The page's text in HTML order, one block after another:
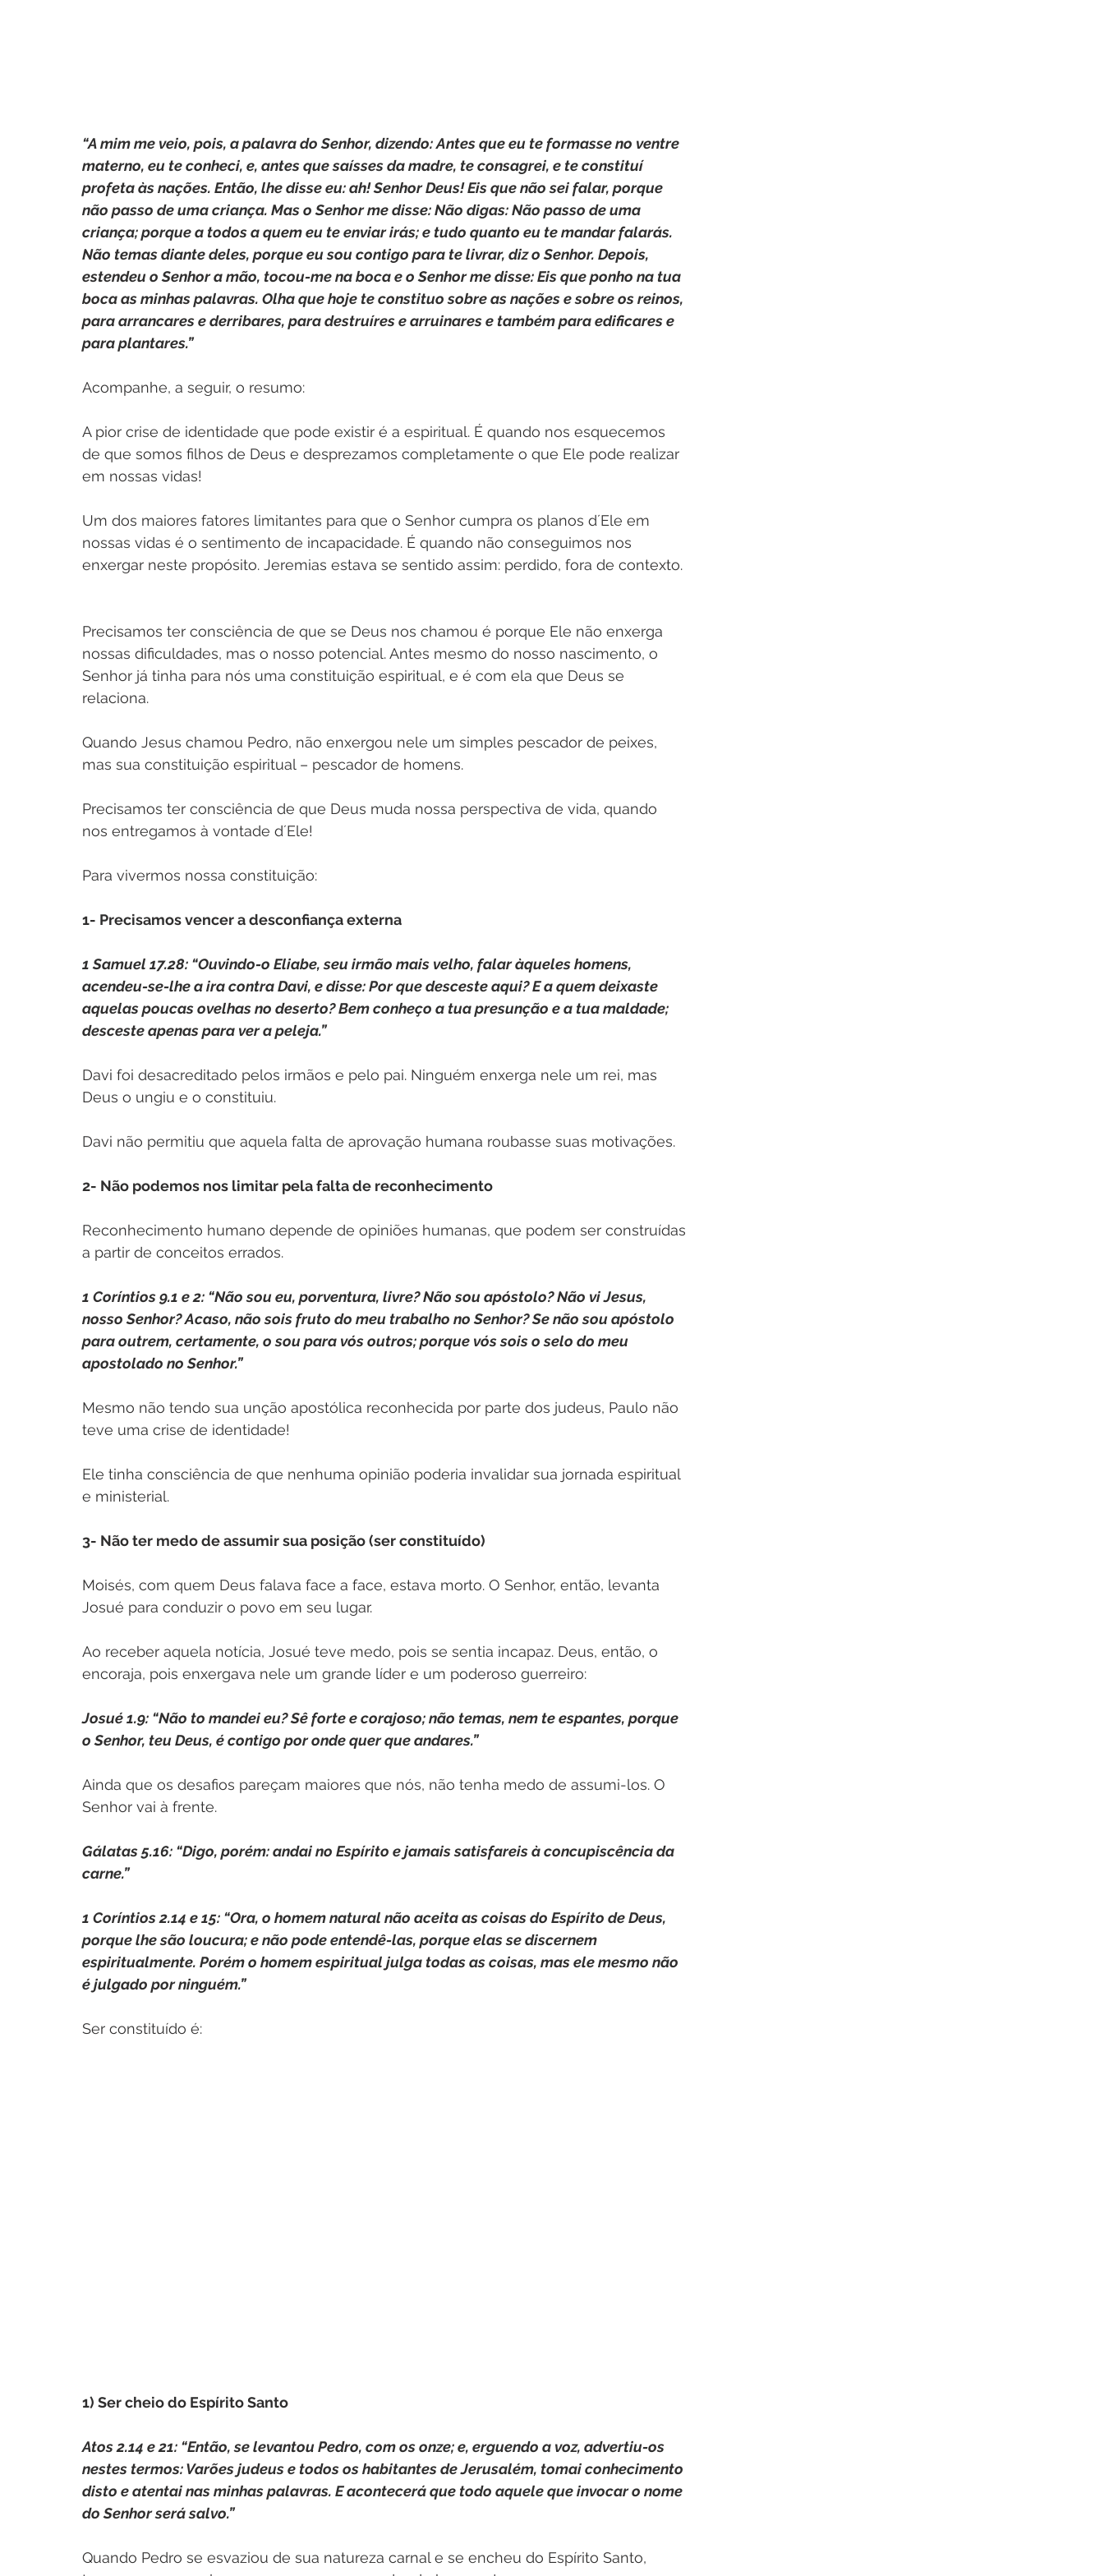
“A mim me veio, pois, a palavra do Senhor, dizendo: Antes que eu te formasse no ventre
materno, eu te conheci, e, antes que saísses da madre, te consagrei, e te constituí
profeta às nações. Então, lhe disse eu: ah! Senhor Deus! Eis que não sei falar, porque
não passo de uma criança. Mas o Senhor me disse: Não digas: Não passo de uma
criança; porque a todos a quem eu te enviar irás; e tudo quanto eu te mandar falarás.
Não temas diante deles, porque eu sou contigo para te livrar, diz o Senhor. Depois,
estendeu o Senhor a mão, tocou-me na boca e o Senhor me disse: Eis que ponho na tua
boca as minhas palavras. Olha que hoje te constituo sobre as nações e sobre os reinos,
para arrancares e derribares, para destruíres e arruinares e também para edificares e
para plantares.”
Acompanhe, a seguir, o resumo:
A pior crise de identidade que pode existir é a espiritual. É quando nos esquecemos
de que somos filhos de Deus e desprezamos completamente o que Ele pode realizar
em nossas vidas!
Um dos maiores fatores limitantes para que o Senhor cumpra os planos d´Ele em
nossas vidas é o sentimento de incapacidade. É quando não conseguimos nos
enxergar neste propósito. Jeremias estava se sentido assim: perdido, fora de contexto.
Precisamos ter consciência de que se Deus nos chamou é porque Ele não enxerga
nossas dificuldades, mas o nosso potencial. Antes mesmo do nosso nascimento, o
Senhor já tinha para nós uma constituição espiritual, e é com ela que Deus se
relaciona.
Quando Jesus chamou Pedro, não enxergou nele um simples pescador de peixes,
mas sua constituição espiritual – pescador de homens.
Precisamos ter consciência de que Deus muda nossa perspectiva de vida, quando
nos entregamos à vontade d´Ele!
Para vivermos nossa constituição:
1- Precisamos vencer a desconfiança externa
1 Samuel 17.28: “Ouvindo-o Eliabe, seu irmão mais velho, falar àqueles homens,
acendeu-se-lhe a ira contra Davi, e disse: Por que desceste aqui? E a quem deixaste
aquelas poucas ovelhas no deserto? Bem conheço a tua presunção e a tua maldade;
desceste apenas para ver a peleja.”
Davi foi desacreditado pelos irmãos e pelo pai. Ninguém enxerga nele um rei, mas
Deus o ungiu e o constituiu.
Davi não permitiu que aquela falta de aprovação humana roubasse suas motivações.
2- Não podemos nos limitar pela falta de reconhecimento
Reconhecimento humano depende de opiniões humanas, que podem ser construídas
a partir de conceitos errados.
1 Coríntios 9.1 e 2: “Não sou eu, porventura, livre? Não sou apóstolo? Não vi Jesus,
nosso Senhor? Acaso, não sois fruto do meu trabalho no Senhor? Se não sou apóstolo
para outrem, certamente, o sou para vós outros; porque vós sois o selo do meu
apostolado no Senhor.”
Mesmo não tendo sua unção apostólica reconhecida por parte dos judeus, Paulo não
teve uma crise de identidade!
Ele tinha consciência de que nenhuma opinião poderia invalidar sua jornada espiritual
e ministerial.
3- Não ter medo de assumir sua posição (ser constituído)
Moisés, com quem Deus falava face a face, estava morto. O Senhor, então, levanta
Josué para conduzir o povo em seu lugar.
Ao receber aquela notícia, Josué teve medo, pois se sentia incapaz. Deus, então, o
encoraja, pois enxergava nele um grande líder e um poderoso guerreiro:
Josué 1.9: “Não to mandei eu? Sê forte e corajoso; não temas, nem te espantes, porque
o Senhor, teu Deus, é contigo por onde quer que andares.”
Ainda que os desafios pareçam maiores que nós, não tenha medo de assumi-los. O
Senhor vai à frente.
Gálatas 5.16: “Digo, porém: andai no Espírito e jamais satisfareis à concupiscência da
carne.”
1 Coríntios 2.14 e 15: “Ora, o homem natural não aceita as coisas do Espírito de Deus,
porque lhe são loucura; e não pode entendê-las, porque elas se discernem
espiritualmente. Porém o homem espiritual julga todas as coisas, mas ele mesmo não
é julgado por ninguém.”
Ser constituído é:
1) Ser cheio do Espírito Santo
Atos 2.14 e 21: “Então, se levantou Pedro, com os onze; e, erguendo a voz, advertiu-os
nestes termos: Varões judeus e todos os habitantes de Jerusalém, tomai conhecimento
disto e atentai nas minhas palavras. E acontecerá que todo aquele que invocar o nome
do Senhor será salvo.”
Quando Pedro se esvaziou de sua natureza carnal e se encheu do Espírito Santo,